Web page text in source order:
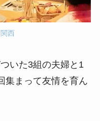
西
いた3組の夫婦と1
集まって友情を育ん